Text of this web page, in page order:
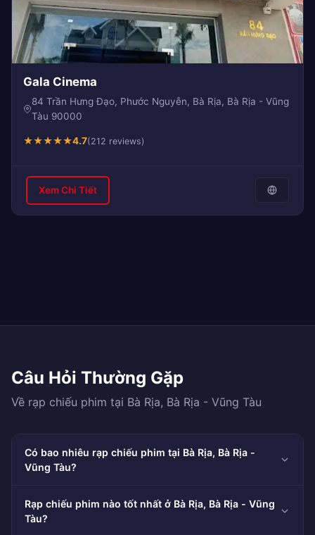
Gala Cinema
84 Trần Hưng Đạo, Phước Nguyễn, Bà Rịa, Bà Rịa - Vũng
Tàu 90000
★★★★★4.7(212 reviews)
Xem Chi Tiết
Câu Hỏi Thường Gặp
Về rạp chiếu phim tại Bà Rịa, Bà Rịa - Vũng Tàu
Có bao nhiêu rạp chiếu phim tại Bà Rịa, Bà Rịa -
Vũng Tàu?
Rạp chiếu phim nào tốt nhất ở Bà Rịa, Bà Rịa - Vũng
Tàu?